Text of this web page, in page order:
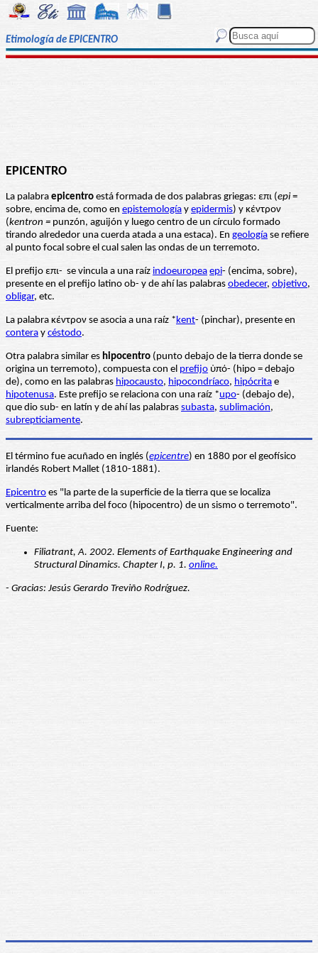
Etimología de EPICENTRO
EPICENTRO
La palabra epicentro está formada de dos palabras griegas: επι (epi=
sobre, encima de, como en epistemología y epidermis) y κέντρον
(kentron = punzón, aguijón y luego centro de un círculo formado
tirando alrededor una cuerda atada a una estaca). En geología se refiere
al punto focal sobre el cual salen las ondas de un terremoto.
El prefijo επι- se vincula a una raíz indoeuropea epi- (encima, sobre),
presente en el prefijo latino ob- y de ahí las palabras obedecer, objetivo,
obligar, etc.
La palabra κέντρον se asocia a una raíz *kent- (pinchar), presente en
contera y céstodo.
Otra palabra similar es hipocentro (punto debajo de la tierra donde se
origina un terremoto), compuesta con el prefijo ὑπό- (hipo = debajo
de), como en las palabras hipocausto, hipocondríaco, hipócrita e
hipotenusa. Este prefijo se relaciona con una raíz *upo- (debajo de),
que dio sub- en latín y de ahí las palabras subasta, sublimación,
subrepticiamente.
El término fue acuñado en inglés (epicentre) en 1880 por el geofísico
irlandés Robert Mallet (1810-1881).
Epicentro es "la parte de la superficie de la tierra que se localiza
verticalmente arriba del foco (hipocentro) de un sismo o terremoto".
Fuente:
Filiatrant, A. 2002. Elements of Earthquake Engineering and
Structural Dinamics. Chapter I, p. 1. online.
- Gracias: Jesús Gerardo Treviño Rodríguez.